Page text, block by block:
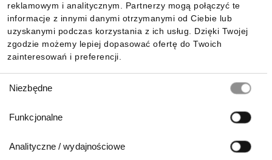
reklamowym i analitycznym. Partnerzy mogą połączyć te
informacje z innymi danymi otrzymanymi od Ciebie lub
uzyskanymi podczas korzystania z ich usług. Dzięki Twojej
zgodzie możemy lepiej dopasować ofertę do Twoich
zainteresowań i preferencji.
zgody
Niezbędne
Funkcjonalne
Analityczne / wydajnościowe
Pobierz naszą aplikację mobilną: